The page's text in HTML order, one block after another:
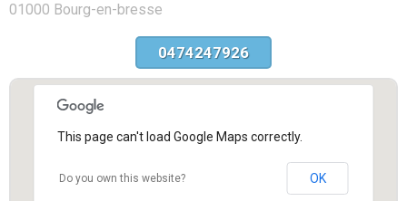
01000 Bourg-en-bresse
0474247926
This page can't load Google Maps correctly.
Do you own this website? OK